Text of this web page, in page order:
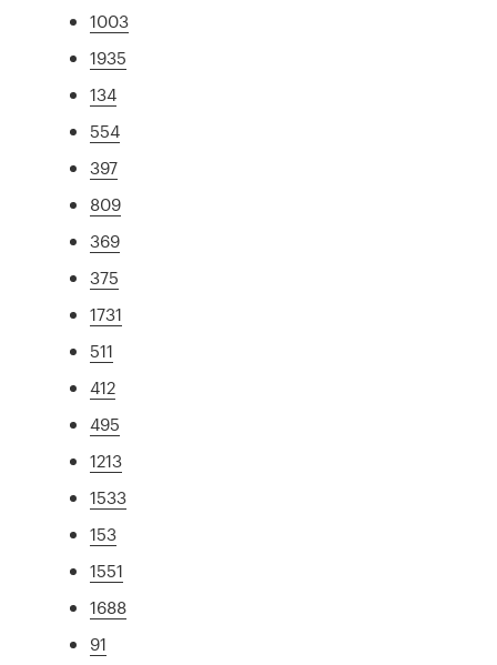
1003
1935
134
554
397
809
369
375
1731
511
412
495
1213
1533
153
1551
1688
91